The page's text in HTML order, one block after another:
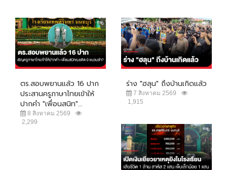
ตร.สอบพยานแล้ว 16 ปาก
ประสานครูภาษาไทยเข้าให้
ปากคำ "เพื่อนสนิท"...
8 สิงหาคม 2569
2,299
ร่าง "ฮลุน" ถึงบ้านเกิดแล้ว
7 สิงหาคม 2569
1,915